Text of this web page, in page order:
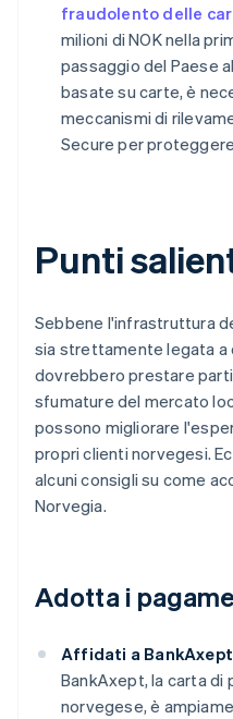
fraudolento delle
milioni di NOK nella
passaggio del Paese
basate su carte, è
meccanismi di
Secure per
Punti
Sebbene l'infrastruttura
sia strettamente legata a
dovrebbero prestare
sfumature del mercato
possono migliorare
propri clienti norvegesi.
alcuni consigli su come
Norvegia.
Adotta i
Affidati a BankAxept
BankAxept, la carta di
norvegese, è